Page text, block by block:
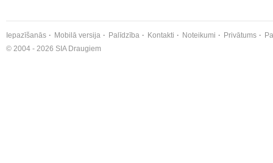
Iepazīšanās Mobilā versija Palīdzība Kontakti Noteikumi Privātums
© 2004 - 2026 SIA Draugiem